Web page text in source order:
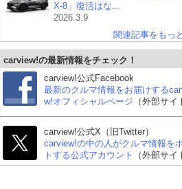
X-8」復活はな...
2026.3.9
関連記事をもっ
carview!の最新情報をチェック！
carview!公式Facebook
最新のクルマ情報をお届けする
w!オフィシャルページ （外部サイ
carview!公式X（旧Twitter）
carview!の中の人がクルマ情報を
トする公式アカウント
（外部サイ